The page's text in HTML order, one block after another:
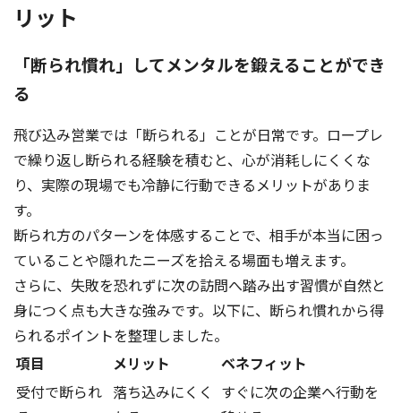
リット
「断られ慣れ」してメンタルを鍛えることができ
る
飛び込み営業では「断られる」ことが日常です。ロープレ
で繰り返し断られる経験を積むと、心が消耗しにくくな
り、実際の現場でも冷静に行動できるメリットがありま
す。
断られ方のパターンを体感することで、相手が本当に困っ
ていることや隠れたニーズを拾える場面も増えます。
さらに、失敗を恐れずに次の訪問へ踏み出す習慣が自然と
身につく点も大きな強みです。以下に、断られ慣れから得
られるポイントを整理しました。
項目
メリット
ベネフィット
受付で断られ 落ち込みにくく すぐに次の企業へ行動を